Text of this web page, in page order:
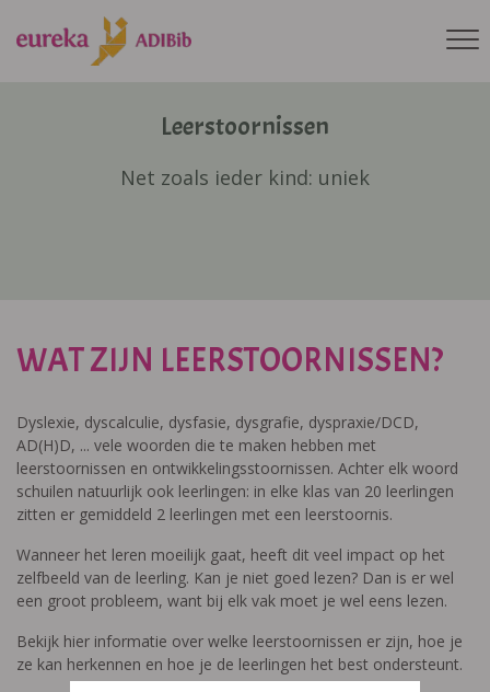
Leerstoornissen
Net zoals ieder kind: uniek
WAT ZIJN LEERSTOORNISSEN?
Dyslexie, dyscalculie, dysfasie, dysgrafie, dyspraxie/DCD,
AD(H)D, ... vele woorden die te maken hebben met
leerstoornissen en ontwikkelingsstoornissen. Achter elk woord
schuilen natuurlijk ook leerlingen: in elke klas van 20 leerlingen
zitten er gemiddeld 2 leerlingen met een leerstoornis.
Wanneer het leren moeilijk gaat, heeft dit veel impact op het
zelfbeeld van de leerling. Kan je niet goed lezen? Dan is er wel
een groot probleem, want bij elk vak moet je wel eens lezen.
Bekijk hier informatie over welke leerstoornissen er zijn, hoe je
ze kan herkennen en hoe je de leerlingen het best ondersteunt.